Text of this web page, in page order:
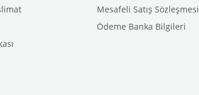
Mesafeli Satış Sözleşmesi
Ödeme Banka Bilgileri